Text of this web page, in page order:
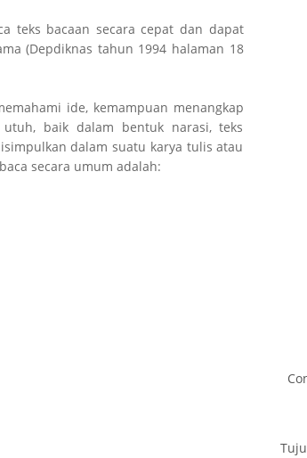
teks bacaan secara cepat dan dapat
(Depdiknas tahun 1994 halaman 18
ide, kemampuan menangkap
baik dalam bentuk narasi, teks
dalam suatu karya tulis atau
secara umum adalah: